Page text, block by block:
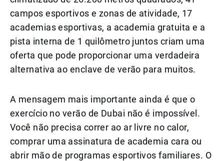
campos esportivos e zonas de atividade, 17
academias esportivas, a academia gratuita e a
pista interna de 1 quilômetro juntos criam uma
oferta que pode proporcionar uma verdadeira
alternativa ao enclave de verão para muitos.
A mensagem mais importante ainda é que o
exercício no verão de Dubai não é impossível.
Você não precisa correr ao ar livre no calor,
comprar uma assinatura de academia cara ou
abrir mão de programas esportivos familiares. O